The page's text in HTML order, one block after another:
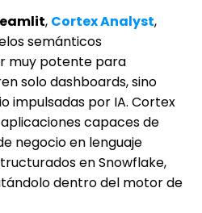
, Cortex Analyst,
semánticos
muy potente para
solo dashboards, sino
impulsadas por IA. Cortex
capaces de
negocio en lenguaje
en Snowflake,
dentro del motor de